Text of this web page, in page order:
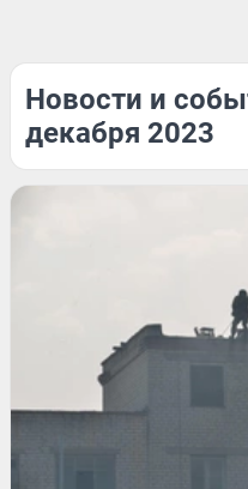
Новости и
декабря 2023